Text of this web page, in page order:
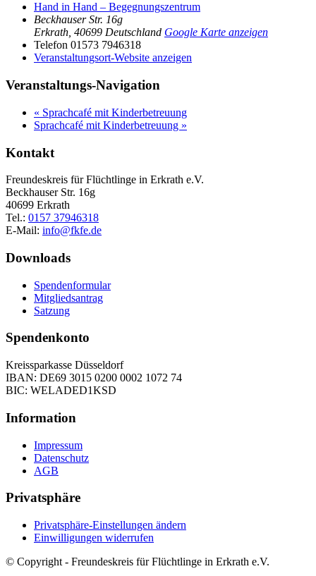
Hand in Hand – Begegnungszentrum
Beckhauser Str. 16g
Erkrath, 40699 Deutschland Google Karte anzeigen
Telefon 01573 7946318
Veranstaltungsort-Website anzeigen
Veranstaltungs-Navigation
« Sprachcafé mit Kinderbetreuung
Sprachcafé mit Kinderbetreuung »
Kontakt
Freundeskreis für Flüchtlinge in Erkrath e.V.
Beckhauser Str. 16g
40699 Erkrath
Tel.: 0157 37946318
E-Mail: info@fkfe.de
Downloads
Spendenformular
Mitgliedsantrag
Satzung
Spendenkonto
Kreissparkasse Düsseldorf
IBAN: DE69 3015 0200 0002 1072 74
BIC: WELADED1KSD
Information
Impressum
Datenschutz
AGB
Privatsphäre
Privatsphäre-Einstellungen ändern
Einwilligungen widerrufen
© Copyright - Freundeskreis für Flüchtlinge in Erkrath e.V.